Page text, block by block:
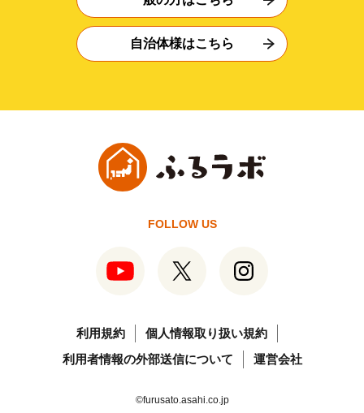
自治体様はこちら
FOLLOW US
利用規約
個人情報取り扱い規約
利用者情報の外部送信について
運営会社
©furusato.asahi.co.jp